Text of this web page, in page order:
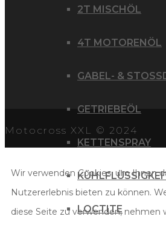
2T MISCHÖL
4T MOTORENÖL
GABEL- &
GETRIEBEÖL
KETTENSPRAY
LOCTITE
Motocross XXL © 2024
Wir verwenden Cookies, um Ihnen
Nutzererlebnis bieten zu können.
diese Seite zu verwenden, nehmen